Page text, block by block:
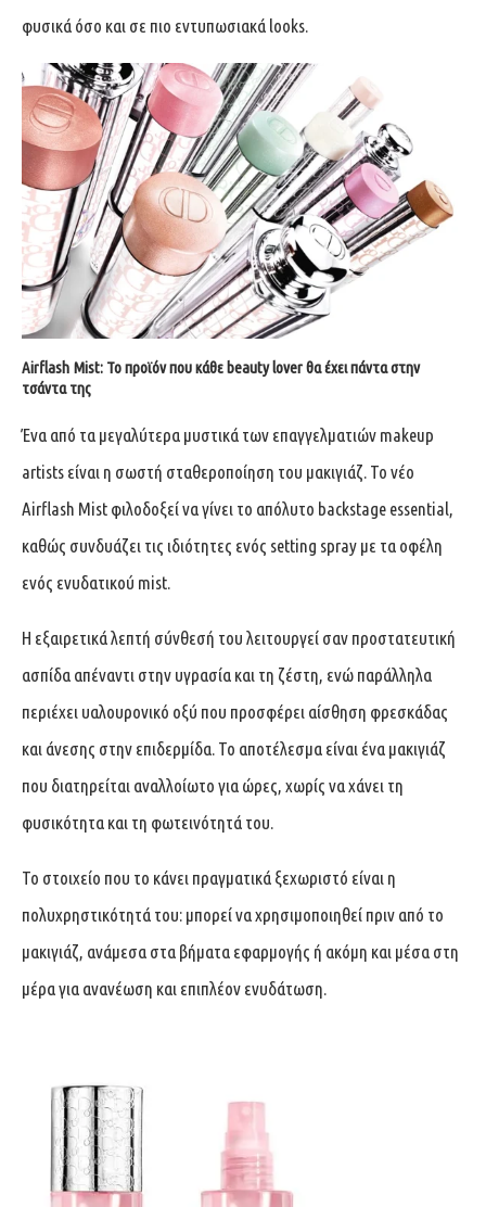
φυσικά όσο και σε πιο εντυπωσιακά looks.
Airflash Mist: Το προϊόν που κάθε beauty lover θα έχει πάντα στην
τσάντα της
Ένα από τα μεγαλύτερα μυστικά των επαγγελματιών makeup
artists είναι η σωστή σταθεροποίηση του μακιγιάζ. Το νέο
Airflash Mist φιλοδοξεί να γίνει το απόλυτο backstage essential,
καθώς συνδυάζει τις ιδιότητες ενός setting spray με τα οφέλη
ενός ενυδατικού mist.
Η εξαιρετικά λεπτή σύνθεσή του λειτουργεί σαν προστατευτική
ασπίδα απέναντι στην υγρασία και τη ζέστη, ενώ παράλληλα
περιέχει υαλουρονικό οξύ που προσφέρει αίσθηση φρεσκάδας
και άνεσης στην επιδερμίδα. Το αποτέλεσμα είναι ένα μακιγιάζ
που διατηρείται αναλλοίωτο για ώρες, χωρίς να χάνει τη
φυσικότητα και τη φωτεινότητά του.
Το στοιχείο που το κάνει πραγματικά ξεχωριστό είναι η
πολυχρηστικότητά του: μπορεί να χρησιμοποιηθεί πριν από το
μακιγιάζ, ανάμεσα στα βήματα εφαρμογής ή ακόμη και μέσα στη
μέρα για ανανέωση και επιπλέον ενυδάτωση.